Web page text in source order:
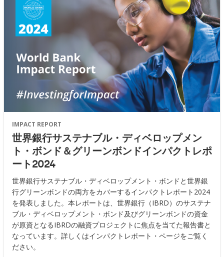
IMPACT REPORT
世界銀行サステナブル・ディベロップメン
ト・ボンド＆グリーンボンドインパクトレポ
ート2024
世界銀行サステナブル・ディベロップメント・ボンドと世界銀
行グリーンボンドの両方をカバーするインパクトレポート2024
を発表しました。本レポートは、世界銀行（IBRD）のサステナ
ブル・ディベロップメント・ボンド及びグリーンボンドの資金
が原資となるIBRDの融資プロジェクトに焦点を当てた報告書と
なっています。詳しくはインパクトレポート・ページをご覧く
ださい。